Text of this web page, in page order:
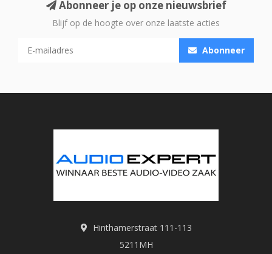
Abonneer je op onze nieuwsbrief
Blijf op de hoogte over onze laatste acties
Abonneer
Hinthamerstraat 111-113
5211MH